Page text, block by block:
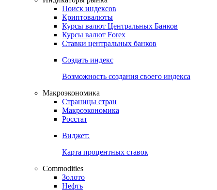
Получить доступ
Индикаторы рынка
Поиск индексов
Курсы валют Центральных Банков
Ставки центральных банков
Создать индекс
Возможность создания своего индекса
Страницы стран
Росстат
Виджет:
Карта процентных ставок